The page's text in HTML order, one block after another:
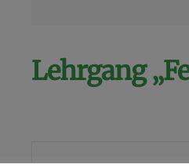
Lehrgang